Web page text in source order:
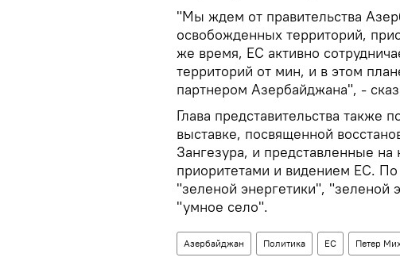
"Мы ждем от правительства
освобожденных территорий,
же время, ЕС активно
территорий от мин, и в этом
партнером Азербайджана", -
Глава представительства также
выставке, посвященной
Зангезура, и представленные
приоритетами и видением ЕС.
"зеленой энергетики",
"умное село".
Азербайджан Политика ЕС Петер